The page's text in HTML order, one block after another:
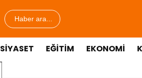
Haber ara...
SİYASET EĞİTİM EKONOMİ